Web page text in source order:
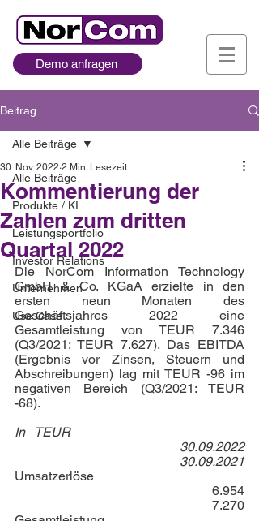
Demo anfragen
Beitrag
Alle Beiträge
Produkte / KI
Leistungsportfolio
Investor Relations
Unternehmen
Use Case
Alle Beiträge
Kommentierung der
Zahlen zum dritten
Quartal 2022
30. Nov. 2022 2 Min. Lesezeit
Die NorCom Information Technology
GmbH & Co. KGaA erzielte in den
ersten neun Monaten des
Geschäftsjahres 2022 eine
Gesamtleistung von TEUR 7.346
(Q3/2021: TEUR 7.627). Das EBITDA
(Ergebnis vor Zinsen, Steuern und
Abschreibungen) lag mit TEUR -96 im
negativen Bereich (Q3/2021: TEUR
-68).
In   TEUR
30.09.2022
30.09.2021
Umsatzerlöse
6.954
7.270